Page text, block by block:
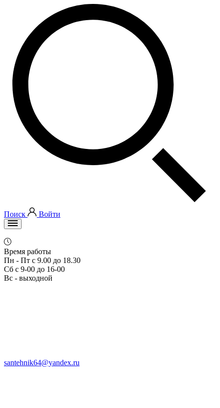
Поиск Войти
Время работы
Пн - Пт с 9.00 до 18.30
Сб с 9-00 до 16-00
Вс - выходной
santehnik64@yandex.ru